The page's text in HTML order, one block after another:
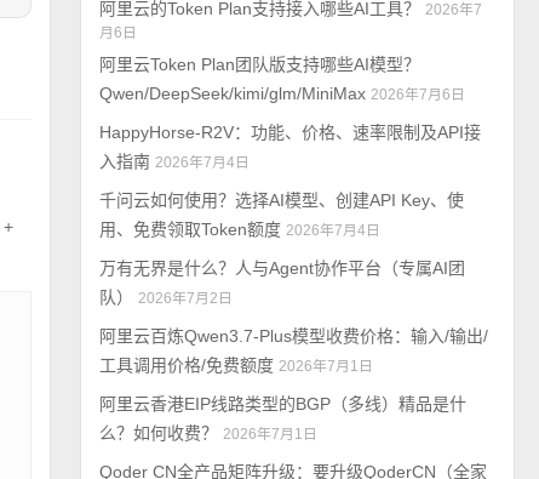
+
阿里云的Token Plan支持接入哪些AI工具？
2026年7
月6日
阿里云Token Plan团队版支持哪些AI模型？
Qwen/DeepSeek/kimi/glm/MiniMax 2026年7月6日
HappyHorse-R2V：功能、价格、速率限制及API接
入指南 2026年7月4日
千问云如何使用？选择AI模型、创建API Key、使
用、免费领取Token额度 2026年7月4日
万有无界是什么？人与Agent协作平台（专属AI团
队）
2026年7月2日
阿里云百炼Qwen3.7-Plus模型收费价格：输入/输出/
工具调用价格/免费额度 2026年7月1日
阿里云香港EIP线路类型的BGP（多线）精品是什
么？如何收费？
2026年7月1日
Qoder CN全产品矩阵升级：要升级QoderCN（全家